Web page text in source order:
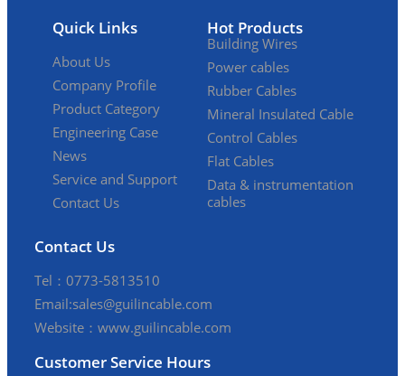
Quick Links
About Us
Company Profile
Product Category
Engineering Case
News
Service and Support
Contact Us
Hot Products
Building Wires
Power cables
Rubber Cables
Mineral Insulated Cable
Control Cables
Flat Cables
Data & instrumentation
cables
Contact Us
Tel：0773-5813510
Email:sales@guilincable.com
Website：www.guilincable.com
Customer Service Hours